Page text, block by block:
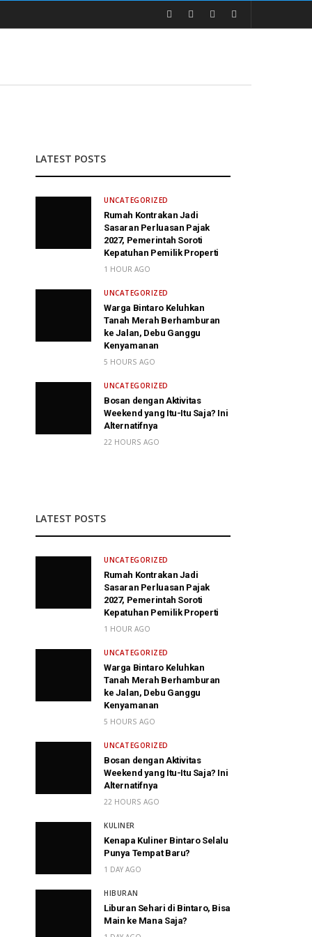
LATEST POSTS
UNCATEGORIZED
Rumah Kontrakan Jadi
Sasaran Perluasan Pajak
2027, Pemerintah Soroti
Kepatuhan Pemilik Properti
1 HOUR AGO
UNCATEGORIZED
Warga Bintaro Keluhkan
Tanah Merah Berhamburan
ke Jalan, Debu Ganggu
Kenyamanan
5 HOURS AGO
UNCATEGORIZED
Bosan dengan Aktivitas
Weekend yang Itu-Itu Saja? Ini
Alternatifnya
22 HOURS AGO
LATEST POSTS
UNCATEGORIZED
Rumah Kontrakan Jadi
Sasaran Perluasan Pajak
2027, Pemerintah Soroti
Kepatuhan Pemilik Properti
1 HOUR AGO
UNCATEGORIZED
Warga Bintaro Keluhkan
Tanah Merah Berhamburan
ke Jalan, Debu Ganggu
Kenyamanan
5 HOURS AGO
UNCATEGORIZED
Bosan dengan Aktivitas
Weekend yang Itu-Itu Saja? Ini
Alternatifnya
22 HOURS AGO
KULINER
Kenapa Kuliner Bintaro Selalu
Punya Tempat Baru?
1 DAY AGO
HIBURAN
Liburan Sehari di Bintaro, Bisa
Main ke Mana Saja?